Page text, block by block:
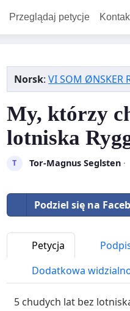
Przeglądaj petycje
Norsk:VI SOM ØNSKER
My, którzy
lotniska
T Tor-Magnus Seglsten·
Podziel się na
Petycja
Dodatkowa
5 chudych lat bez